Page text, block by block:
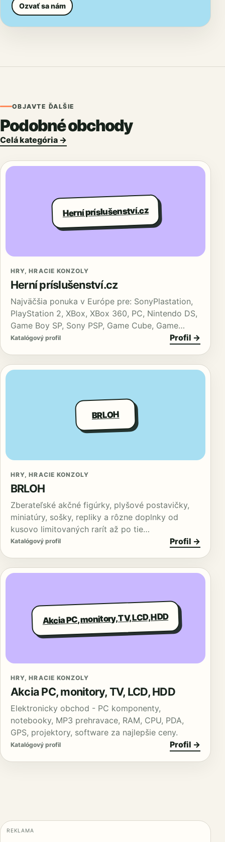
Ozvať sa nám
OBJAVTE ĎALŠIE
Podobné obchody
Celá kategória →
Herní príslušenství.cz
HRY, HRACIE KONZOLY
Herní príslušenství.cz
Najväčšia ponuka v Európe pre: SonyPlastation,
PlayStation 2, XBox, XBox 360, PC, Nintendo DS,
Game Boy SP, Sony PSP, Game Cube, Game…
Katalógový profil Profil →
BRLOH
HRY, HRACIE KONZOLY
BRLOH
Zberateľské akčné figúrky, plyšové postavičky,
miniatúry, sošky, repliky a rôzne doplnky od
kusovo limitovaných rarít až po tie…
Katalógový profil Profil →
Akcia PC, monitory, TV, LCD, HDD
HRY, HRACIE KONZOLY
Akcia PC, monitory, TV, LCD, HDD
Elektronicky obchod - PC komponenty,
notebooky, MP3 prehravace, RAM, CPU, PDA,
GPS, projektory, software za najlepšie ceny.
Katalógový profil Profil →
REKLAMA